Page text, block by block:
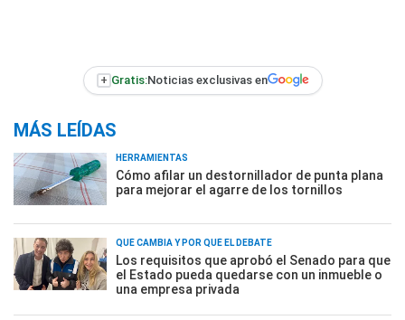
+ Gratis:Noticias exclusivas en
MÁS LEÍDAS
HERRAMIENTAS
Cómo afilar un destornillador de punta plana
para mejorar el agarre de los tornillos
QUÉ CAMBIA Y POR QUÉ EL DEBATE
Los requisitos que aprobó el Senado para que
el Estado pueda quedarse con un inmueble o
una empresa privada